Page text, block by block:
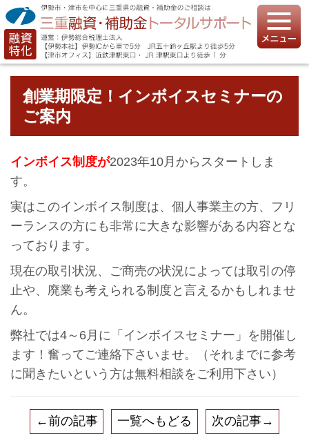
創業期限定！インボイスセミナーの
ご案内
インボイス制度が2023年10月からスタートしま
す。
実はこのインボイス制度は、個人事業主の方、フリ
ーランスの方にも非常に大きな影響がある内容とな
っております。
現在の取引状況、ご商売の状況によっては取引の停
止や、廃業も考えられる制度と言えるかもしれませ
ん。
弊社では4～6月に「インボイスセミナー」を開催し
ます！奮ってご連絡下さいませ。（それまでに参考
に聞きたいという方は無料相談をご利用下さい）
←前の記事 一覧へもどる 次の記事→